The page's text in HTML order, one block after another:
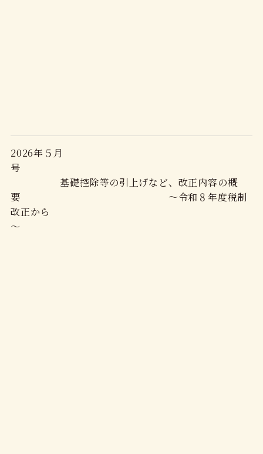
2026年５月
号
基礎控除等の引上げなど、改正内容の概
要 ～令和８年度税制
改正から
～